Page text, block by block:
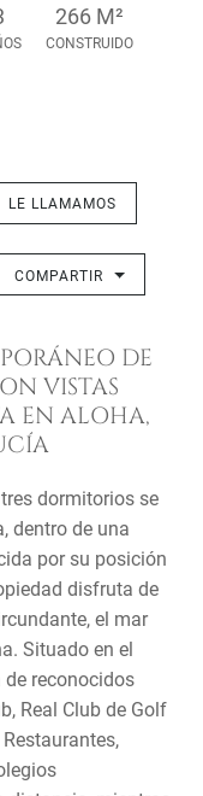
266 M²
CONSTRUIDO
LE LLAMAMOS
COMPARTIR
DE
VISTAS
EN ALOHA,
dormitorios se
dentro de una
por su posición
disfruta de
el mar
Situado en el
de reconocidos
Real Club de Golf